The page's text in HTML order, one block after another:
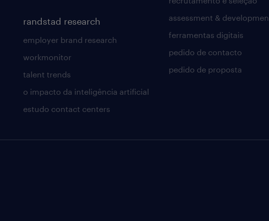
randstad research
employer brand research
workmonitor
talent trends
o impacto da inteligência artificial
estudo contact centers
assessment &
ferramentas digitais
pedido de contacto
pedido de proposta